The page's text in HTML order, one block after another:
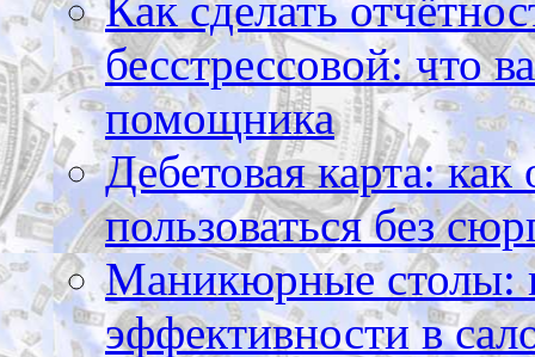
бесстрессовой: что
помощника
Дебетовая карта:
пользоваться без
Маникюрные столы:
эффективности в